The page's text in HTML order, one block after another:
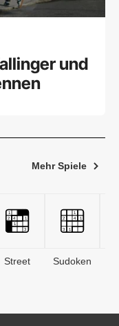
und
Mehr Spiele
Street Sudoken